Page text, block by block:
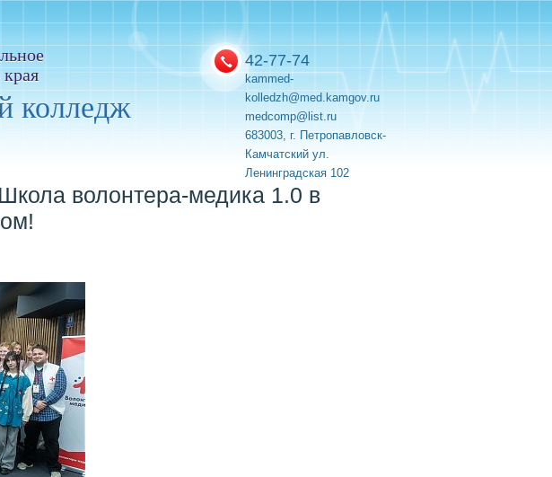
колледж
42-77-74
kammed-
kolledzh@med.kamgov.ru
medcomp@list.ru
683003, г. Петропавловск-
Камчатский ул.
Ленинградская 102
волонтера-медика 1.0 в